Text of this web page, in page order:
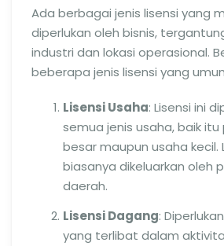
Ada berbagai jenis lisensi yang
diperlukan oleh bisnis,
industri dan lokasi operasional.
beberapa jenis lisensi yang
Lisensi Usaha: Lisensi ini
semua jenis usaha, baik
besar maupun usaha kecil.
biasanya dikeluarkan oleh
daerah.
Lisensi Dagang:
yang terlibat dalam